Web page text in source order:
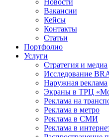
Вакансии
Кейсы
Контакты
Статьи
Портфолио
Услуги
Стратегия и медиа
Исследование
Наружная реклама
Экраны в ТРЦ
Реклама на
Реклама в метро
Реклама в СМИ
Реклама в